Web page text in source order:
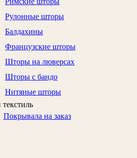
Рулонные шторы
Балдахины
Французские шторы
Шторы на люверсах
Шторы с бандо
Нитяные шторы
Покрывала на заказ